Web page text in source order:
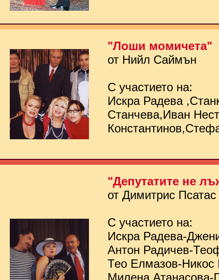
"Лоши момичета"
от Нийл Саймън
С участието на:
Искра Радева
Станчева,Иван
"Депутатите не
от Димитрис Псатас
С участието на:
Искра Радева-
Антон Радичев-
Тео Елмазов-Никос
Милена Атанасова-